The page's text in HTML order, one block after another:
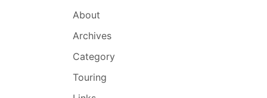
About
Archives
Category
Touring